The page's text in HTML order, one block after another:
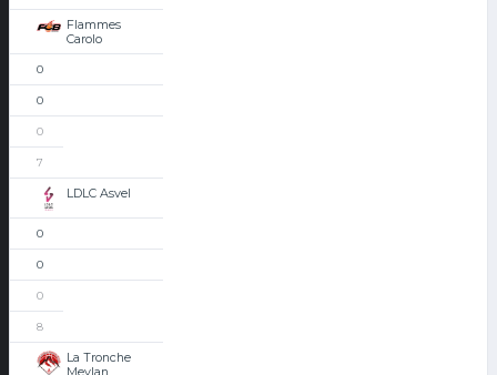
Flammes
Carolo
0
0
0
7
LDLC Asvel
0
0
0
8
La Tronche
Meylan